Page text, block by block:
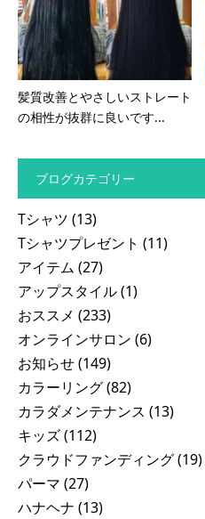
髪質改善とやさしいストレート
の相性が抜群に良いです...
ブログカテゴリー
Tシャツ (13)
Tシャツプレゼント (11)
アイテム (27)
アップスタイル(1)
おススメ (233)
オンラインサロン (6)
お知らせ(149)
カラーリング(82)
カラダメンテナンス (13)
キッズ(112)
クラウドファンディング(19)
パーマ (27)
ハナヘナ (13)